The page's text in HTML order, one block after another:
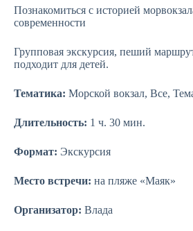
Познакомиться с историей
современности
Групповая экскурсия, пеший
подходит для детей.
Тематика: Морской вокзал, Все,
Длительность: 1 ч. 30 мин.
Формат: Экскурсия
Место встречи: на пляже «Маяк»
Организатор: Влада